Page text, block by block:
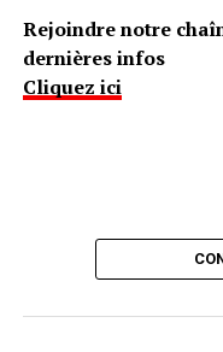
Rejoindre notre
dernières infos
Cliquez ici